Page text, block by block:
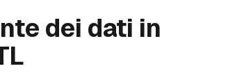
dei dati in